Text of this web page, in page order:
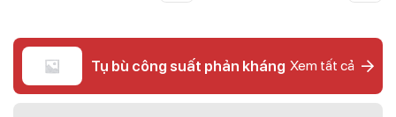
Tụ bù công suất phản kháng Xem tất cả